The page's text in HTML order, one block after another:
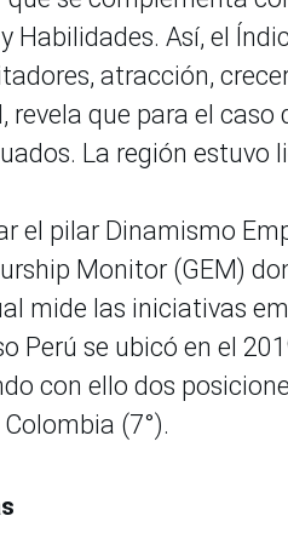
Habilidades. Así, el
atracción,
revela que para el
La región estuvo
el pilar Dinamismo
Monitor (GEM)
mide las iniciativas
Perú se ubicó en el
con ello dos
(7°).